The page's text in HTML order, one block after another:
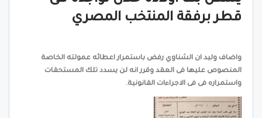
قطر برفقة المنتخب المصري
واضاف وليد ان الشناوي رفض باستمرار اعطائه عمولته الخاصة
المنصوص عليها فى العقد وقرر انه لن يسدد تلك المستحقات
واستمراره فى فى الاجراءات القانونية.